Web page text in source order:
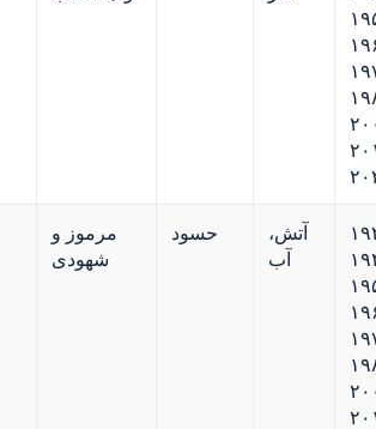
مرموز و
شهودی
حسود
آتش،
آب